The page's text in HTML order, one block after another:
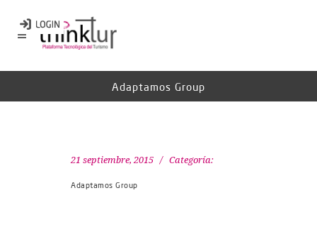
Adaptamos Group
21 septiembre, 2015 Categoría:
Adaptamos Group